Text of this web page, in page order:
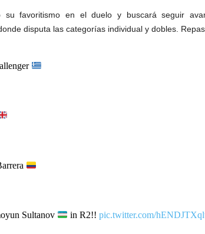
su favoritismo en el duelo y buscará seguir
disputa las categorías individual y dobles.
Sultanov in R2!! pic.twitter.com/